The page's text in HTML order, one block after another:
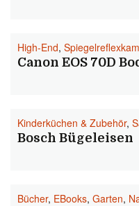
High-End,
Canon EOS 70D
Kinderküchen & Zubehör,
Bosch Bügeleisen
Bücher, EBooks, Garten,